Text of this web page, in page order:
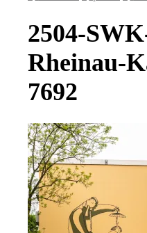
2504-
Rheinau-
7692